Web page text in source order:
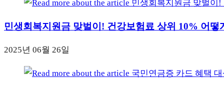
민생회복지원금 맞벌이! 건강보험료 상위 10% 어떻
2025년 06월 26일